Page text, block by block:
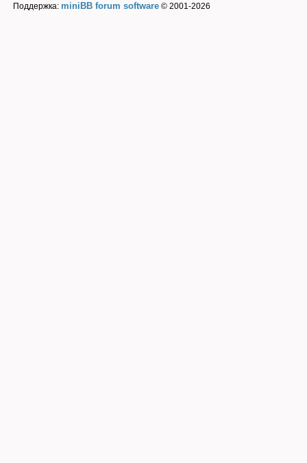
Поддержка: miniBB forum software © 2001-2026